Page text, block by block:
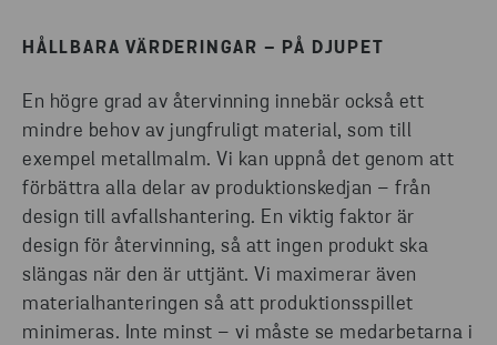
HÅLLBARA VÄRDERINGAR – PÅ DJUPET
En högre grad av återvinning innebär också ett
mindre behov av jungfruligt material, som till
exempel metallmalm. Vi kan uppnå det genom att
förbättra alla delar av produktionskedjan – från
design till avfallshantering. En viktig faktor är
design för återvinning, så att ingen produkt ska
slängas när den är uttjänt. Vi maximerar även
materialhanteringen så att produktionsspillet
minimeras. Inte minst – vi måste se medarbetarna i